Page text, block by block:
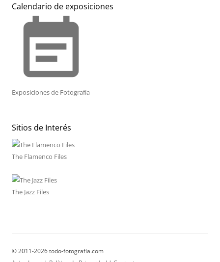
Calendario de exposiciones
event_note
Exposiciones de Fotografía
Sitios de Interés
The Flamenco Files
The Jazz Files
© 2011-2026 todo-fotografía.com